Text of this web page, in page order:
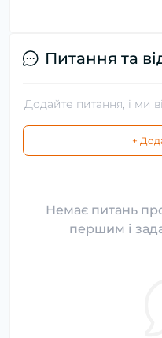
Питання та
Додайте питання, і ми
+
Немає питань
першим і